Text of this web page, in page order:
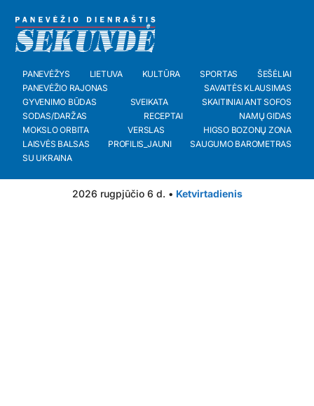
PANEVĖŽYS LIETUVA KULTŪRA SPORTAS
ŠEŠĖLIAI
PANEVĖŽIO RAJONAS
SAVAITĖS KLAUSIMAS
GYVENIMO BŪDAS
SVEIKATA
SKAITINIAI ANT SOFOS
SODAS/DARŽAS
RECEPTAI
NAMŲ GIDAS
MOKSLO ORBITA
VERSLAS
HIGSO BOZONŲ ZONA
LAISVĖS BALSAS
PROFILIS_JAUNI
SAUGUMO BAROMETRAS
SU UKRAINA
2026 rugpjūčio 6 d. • Ketvirtadienis